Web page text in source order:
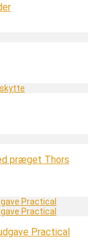
præget Thors
Practical